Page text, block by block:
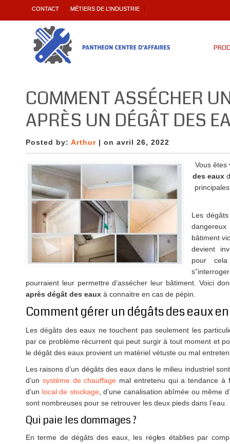
CONTACT MÉTIERS DE L’INDUSTRIE
COMMENT ASSÉCHER
APRÈS UN DÉGÂT DES
Posted by: Arthur | on avril 26, 2022
Vous êtes
des eaux
Les
bâtiment
devient
pour
pourraient leur permettre d’assécher leur bâtiment. Voici
après dégât des eaux à connaitre en cas de pépin.
Comment gérer un dégâts des eaux
Les dégâts des eaux ne touchent pas seulement les
par ce problème récurrent qui peut surgir à tout moment et
le dégât des eaux provient un matériel vétuste ou mal
Les raisons d’un dégâts des eaux dans le milieu industriel
d’un système de chauffage mal entretenu qui a tendance à
d’un local de stockage, d’une canalisation abîmée ou même
sont nombreuses pour se retrouver les deux pieds dans l’eau.
Qui paie les dommages ?
En terme de dégâts des eaux, les règles établies par